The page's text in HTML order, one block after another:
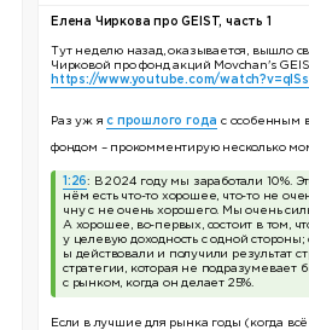
Елена Чиркова про GEIST, часть 1
Тут неделю назад, оказывается, вышло
Чирковой про фонд акций Movchan's
https://www.youtube.com/
Раз уж яс прошлого года с особенным
фондом – прокомментирую несколько
1:26: В 2024 году мы заработали 10%.
нём есть что-то хорошее, что-то не
чну с не очень хорошего. Мы очень
А хорошее, во-первых, состоит в том,
у целевую доходность с одной стороны;
ы действовали и получили результат
стратегии, которая не подразумевает
с рынком, когда он делает 25%.
Если в лучшие для рынка годы (когда